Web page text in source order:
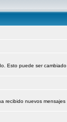
Esto puede ser cambiado
recibido nuevos mensajes